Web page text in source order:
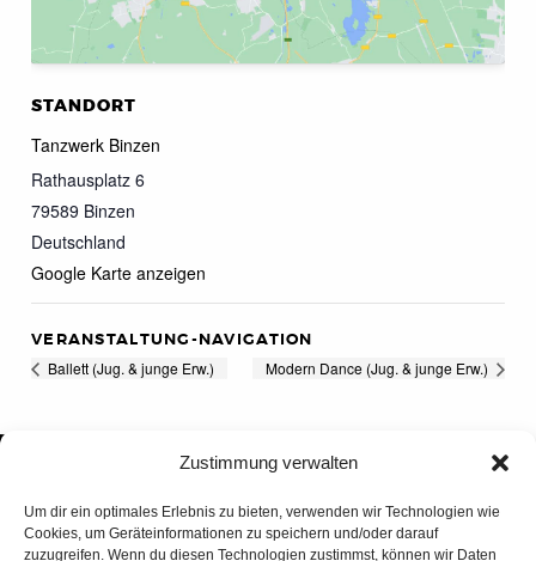
Zustimmung verwalten
Um dir ein optimales Erlebnis zu bieten, verwenden wir Technologien wie
Cookies, um Geräteinformationen zu speichern und/oder darauf
zuzugreifen. Wenn du diesen Technologien zustimmst, können wir Daten
STANDORT
Tanzwerk Binzen
Rathausplatz 6
79589 Binzen
Deutschland
Google Karte anzeigen
VERANSTALTUNG-NAVIGATION
Ballett (Jug. & junge Erw.) Modern Dance (Jug. & junge Erw.)